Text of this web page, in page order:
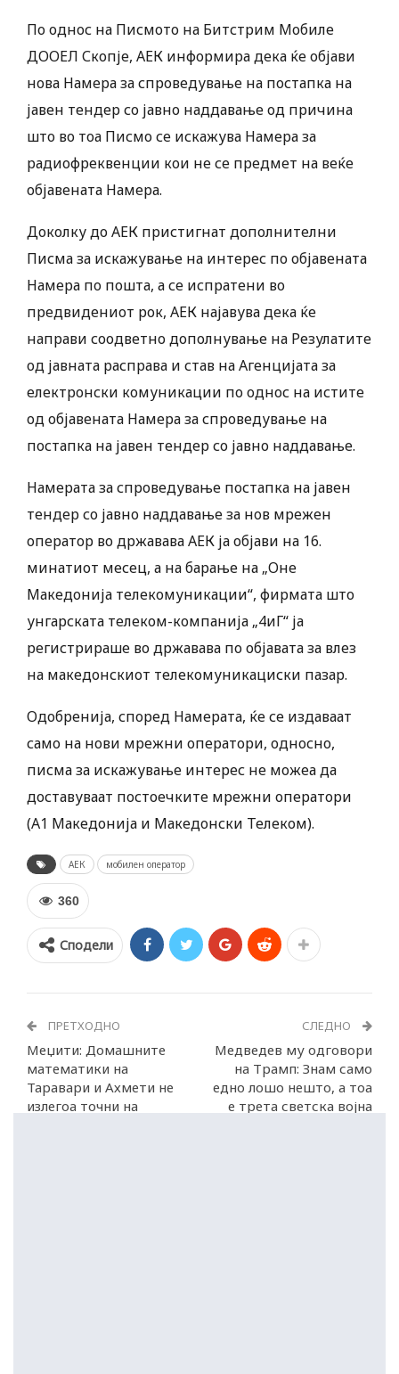
По однос на Писмото на Битстрим Мобиле
ДООЕЛ Скопје, АЕК информира дека ќе објави
нова Намера за спроведување на постапка на
јавен тендер со јавно наддавање од причина
што во тоа Писмо се искажува Намера за
радиофреквенции кои не се предмет на веќе
објавената Намера.
Доколку до АЕК пристигнат дополнителни
Писма за искажување на интерес по објавената
Намера по пошта, а се испратени во
предвидениот рок, АЕК најавува дека ќе
направи соодветно дополнување на Резулатите
од јавната расправа и став на Агенцијата за
електронски комуникации по однос на истите
од објавената Намера за спроведување на
постапка на јавен тендер со јавно наддавање.
Намерата за спроведување постапка на јавен
тендер со јавно наддавање за нов мрежен
оператор во државава АЕК ја објави на 16.
минатиот месец, а на барање на „Оне
Македонија телекомуникации“, фирмата што
унгарската телеком-компанија „4иГ“ ја
регистрираше во државава по објавата за влез
на македонскиот телекомуникациски пазар.
Одобренија, според Намерата, ќе се издаваат
само на нови мрежни оператори, односно,
писма за искажување интерес не можеа да
доставуваат постоечките мрежни оператори
(А1 Македонија и Македонски Телеком).
АЕК мобилен оператор
360
Сподели
ПРЕТХОДНО
Меџити: Домашните
математики на
Таравари и Ахмети не
излегоа точни на
СЛЕДНО
Медведев му одговори
на Трамп: Знам само
едно лошо нешто, а тоа
е трета светска војна